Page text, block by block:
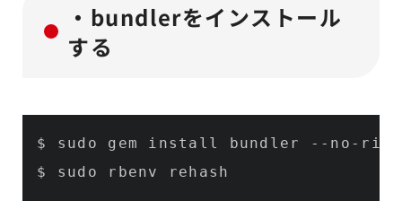
・bundlerをインストール
する
$ sudo gem install bundler --no-ri
$ sudo rbenv rehash